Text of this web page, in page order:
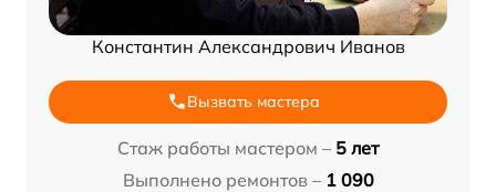
Константин Александрович Иванов
Вызвать мастера
Стаж работы мастером – 5 лет
Выполнено ремонтов – 1 090